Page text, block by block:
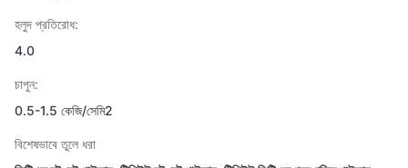
হলুদ প্রতিরোধ:
4.0
চাপুন:
0.5-1.5 কেজি/সেমি2
বিশেষভাবে তুলে ধরা